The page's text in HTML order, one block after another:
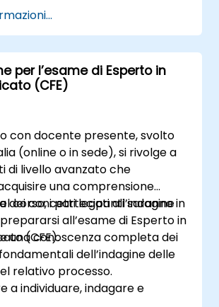
e gestire soluzioni di
efficaci.
gli aspetti legali ed etici
operazioni di sicurezza.
adeguatamente alla gestione
e al ripristino in caso di
per l’esame di Esperto in
(CFE)
con docente presente, svolto
(online o in sede), si rivolge a
di livello avanzato che
una comprensione
dei concetti legati all’indagine
all’esame di Esperto in
(CFE).
corso, i partecipanti saranno in
una conoscenza completa dei
dell’indagine delle
relativo processo.
a individuare, indagare e